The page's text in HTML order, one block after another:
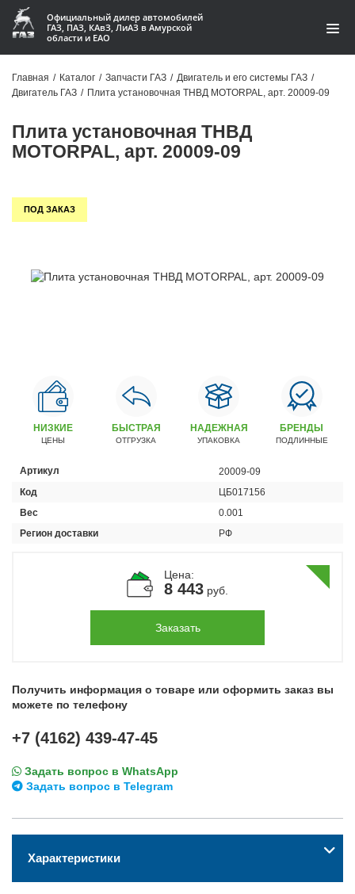
Официальный дилер автомобилей
ГАЗ, ПАЗ, КАвЗ, ЛиАЗ в Амурской
области и ЕАО
О компании
Доставка
Статьи
+7 (4162) 22-95-09
+7 (4162) 22-95-79
+7 (4162) 22–95–69
График работы: ПН-ПТ с 8.30 до 18.00 (+6 по МСК)
Главная / Каталог / Запчасти ГАЗ / Двигатель и его системы ГАЗ /
Двигатель ГАЗ / Плита установочная ТНВД MOTORPAL, арт. 20009-09
Плита установочная ТНВД
MOTORPAL, арт. 20009-09
ПОД ЗАКАЗ
НИЗКИЕ
ЦЕНЫ
БЫСТРАЯ
ОТГРУЗКА
НАДЕЖНАЯ
УПАКОВКА
БРЕНДЫ
ПОДЛИННЫЕ
Артикул
20009-09
Код
ЦБ017156
Вес
0.001
Регион доставки
РФ
Цена:
8 443 руб.
Заказать
Получить информация о товаре или оформить заказ вы
можете по телефону
+7 (4162) 439-47-45
Задать вопрос в WhatsApp
Задать вопрос в Telegram
Характеристики